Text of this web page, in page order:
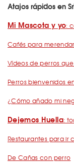
Atajos rápidos en
Mi Mascota y yo:
Cafés para
Vídeos de perros
Perros bienvenidos
¿Cómo añado mi
Dejemos Huella:
Restaurantes para ir
De Cañas con perro